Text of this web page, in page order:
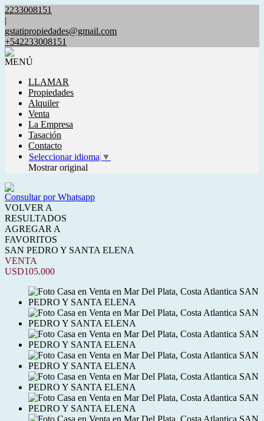
2233008151
|
gstatipropiedades@gmail.com
+542233008151
MENÚ
LLAMAR
Propiedades
Alquiler
Venta
La Empresa
Tasación
Contacto
Seleccionar idioma ▼
Mostrar original
Consultar por Whatsapp
VOLVER A
RESULTADOS
AGREGAR A
FAVORITOS
SAN PEDRO Y SANTA ELENA
VENTA
USD105.000